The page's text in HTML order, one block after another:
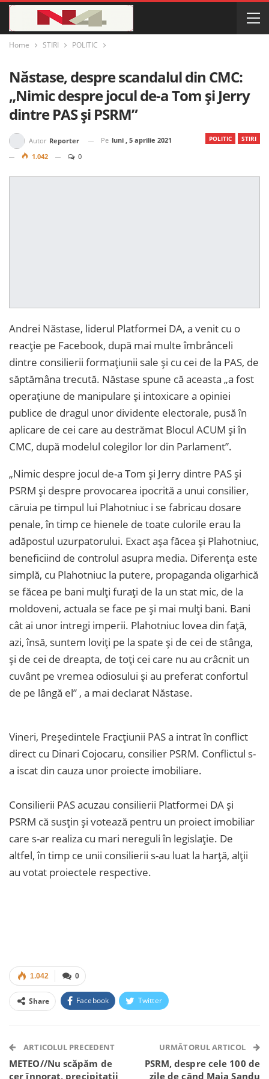
Home STIRI POLITIC
Năstase, despre scandalul din CMC:
„Nimic despre jocul de-a Tom și Jerry
dintre PAS și PSRM”
POLITIC STIRI
Autor Reporter Pe luni , 5 aprilie 2021
1.042
0
Andrei Năstase, liderul Platformei DA, a venit cu o
reacție pe Facebook, după mai multe îmbrânceli
dintre consilierii formațiunii sale și cu cei de la PAS, de
săptămâna trecută. Năstase spune că aceasta „a fost
operațiune de manipulare și intoxicare a opiniei
publice de dragul unor dividente electorale, pusă în
aplicare de cei care au destrămat Blocul ACUM și în
CMC, după modelul colegilor lor din Parlament”.
„Nimic despre jocul de-a Tom și Jerry dintre PAS și
PSRM și despre provocarea ipocrită a unui consilier,
căruia pe timpul lui Plahotniuc i se fabricau dosare
penale, în timp ce hienele de toate culorile erau la
adăpostul uzurpatorului. Exact așa făcea și Plahotniuc,
beneficiind de controlul asupra media. Diferența este
simplă, cu Plahotniuc la putere, propaganda oligarhică
se făcea pe bani mulți furați de la un stat mic, de la
moldoveni, actuala se face pe și mai mulți bani. Bani
cât ai unor intregi imperii. Plahotniuc lovea din față,
azi, însă, suntem loviți pe la spate și de cei de stânga,
și de cei de dreapta, de toți cei care nu au crâcnit un
cuvânt pe vremea odiosului și au preferat confortul
de pe lângă el” , a mai declarat Năstase.
Vineri, Președintele Fracțiunii PAS a intrat în conflict
direct cu Dinari Cojocaru, consilier PSRM. Conflictul s-
a iscat din cauza unor proiecte imobiliare.
Consilierii PAS acuzau consilierii Platformei DA și
PSRM că susțin și votează pentru un proiect imobiliar
care s-ar realiza cu mari nereguli în legislație. De
altfel, în timp ce unii consilierii s-au luat la harță, alții
au votat proiectele respective.
0
1.042
Share Facebook Twitter
Telegram WhatsApp Viber
ARTICOLUL PRECEDENT
METEO//Nu scăpăm de
cer înnorat, precipitații
URMĂTORUL ARTICOL
PSRM, despre cele 100 de
zile de când Maia Sandu